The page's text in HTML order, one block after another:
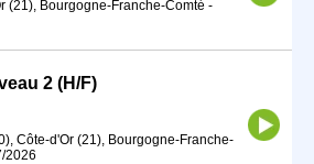
(21), Bourgogne-Franche-Comté -
2 (H/F)
Côte-d'Or (21), Bourgogne-Franche-
2026